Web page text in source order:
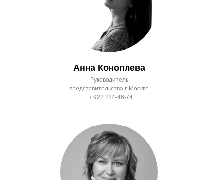
Анна Коноплева
Руководитель
представительства в Москве
+7 922 224-46-74